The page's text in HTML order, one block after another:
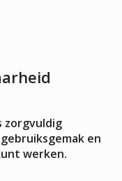
zorgvuldig
en
werken.